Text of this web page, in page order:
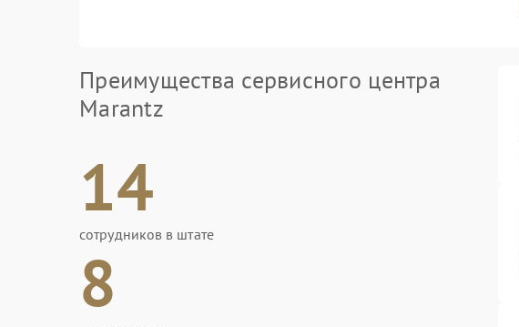
Преимущества сервисного центра
Marantz
14
сотрудников в штате
8